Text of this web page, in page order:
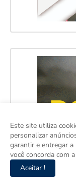
Este site utiliza
personalizar
garantir e entregar a
você concorda com
Aceitar !